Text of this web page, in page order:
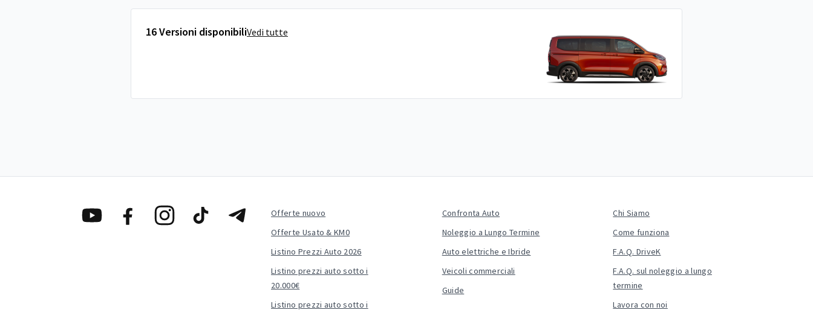
16 Versioni disponibiliVedi tutte
Offerte nuovo
Offerte Usato & KM0
Listino Prezzi Auto 2026
Listino prezzi auto sotto i
20.000€
Listino prezzi auto sotto i
Confronta Auto
Noleggio a Lungo Termine
Auto elettriche e Ibride
Veicoli commerciali
Guide
Chi Siamo
Come funziona
F.A.Q. DriveK
F.A.Q. sul noleggio a lungo
termine
Lavora con noi